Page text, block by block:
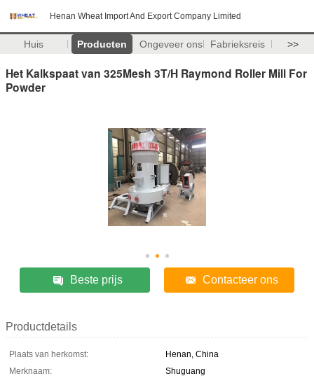
Henan Wheat Import And Export Company Limited
Huis Producten Ongeveer ons Fabrieksreis >>
Het Kalkspaat van 325Mesh 3T/H Raymond Roller Mill For
Powder
Beste prijs Contacteer ons
Productdetails
Plaats van herkomst:
Henan, China
Merknaam:
Shuguang